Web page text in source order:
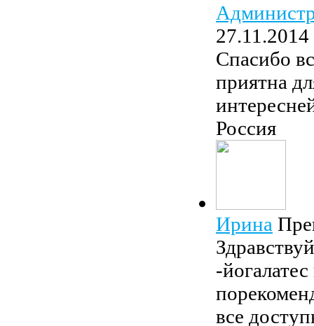
Спасибо
приятна
Россия
Ирина
-
все